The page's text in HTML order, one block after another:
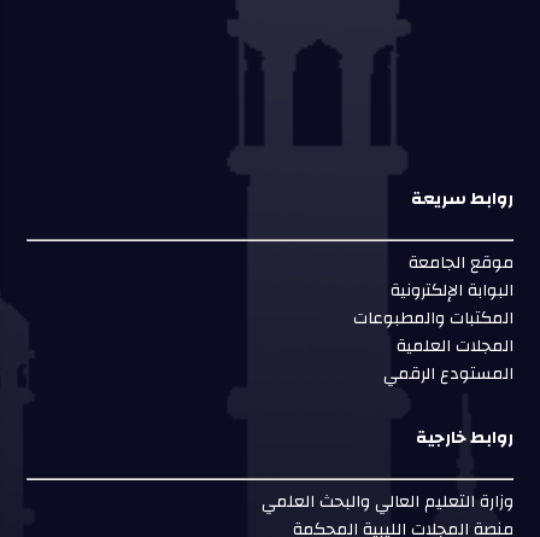
روابط سريعة
موقع الجامعة
البوابة الإلكترونية
المكتبات والمطبوعات
المجلات العلمية
المستودع الرقمي
روابط خارجية
وزارة التعليم العالي والبحث العلمي
منصة المجلات الليبية المحكمة